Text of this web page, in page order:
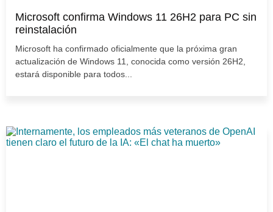
Microsoft confirma Windows 11 26H2 para PC sin
reinstalación
Microsoft ha confirmado oficialmente que la próxima gran
actualización de Windows 11, conocida como versión 26H2,
estará disponible para todos...